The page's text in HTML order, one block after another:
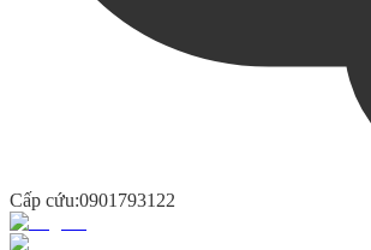
Cấp cứu:0901793122